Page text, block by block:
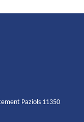
Paziols 11350